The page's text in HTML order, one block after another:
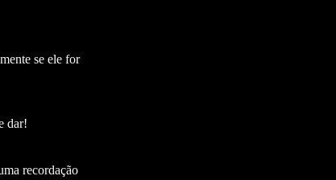
se ele for
dar!
recordação